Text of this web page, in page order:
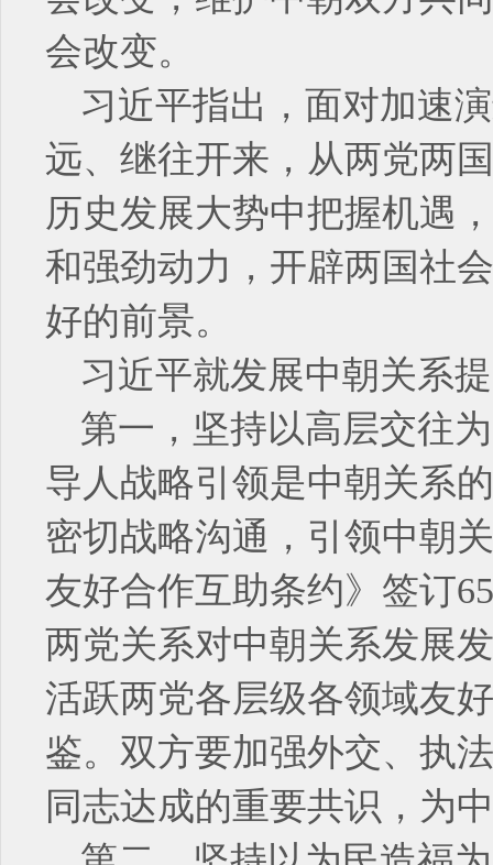
会改变。
习近平指出，面对加速
远、继往开来，从两党两
历史发展大势中把握机遇
和强劲动力，开辟两国社
好的前景。
习近平就发展中朝关系
第一，坚持以高层交往
导人战略引领是中朝关系
密切战略沟通，引领中朝
友好合作互助条约》签订
两党关系对中朝关系发展
活跃两党各层级各领域友
鉴。双方要加强外交、执
同志达成的重要共识，为